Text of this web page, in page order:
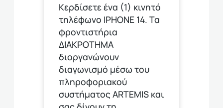
Κερδίσετε ένα (1) κινητό
τηλέφωνο ΙΡΗΟΝΕ 14. Τα
φροντιστήρια
ΔΙΑΚΡΟΤΗΜΑ
διοργανώνουν
διαγωνισμό μέσω του
πληροφοριακού
συστήματος ARTEMIS και